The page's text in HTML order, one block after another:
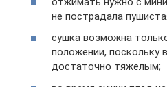
не пострадала
сушка возможна
положении, поскольку
достаточно тяжелым;